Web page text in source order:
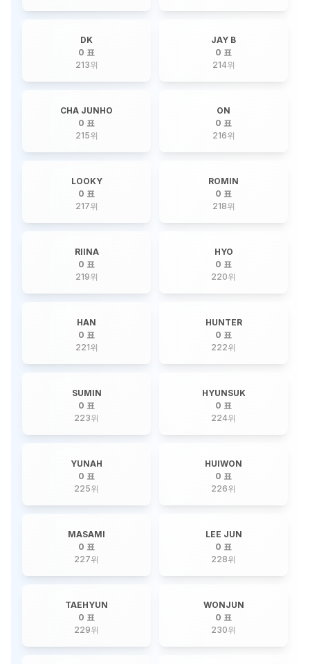
DK
0 표
213위
JAY B
0 표
214위
CHA JUNHO
0 표
215위
ON
0 표
216위
LOOKY
0 표
217위
ROMIN
0 표
218위
RIINA
0 표
219위
HYO
0 표
220위
HAN
0 표
221위
HUNTER
0 표
222위
SUMIN
0 표
223위
HYUNSUK
0 표
224위
YUNAH
0 표
225위
HUIWON
0 표
226위
MASAMI
0 표
227위
LEE JUN
0 표
228위
TAEHYUN
0 표
229위
WONJUN
0 표
230위